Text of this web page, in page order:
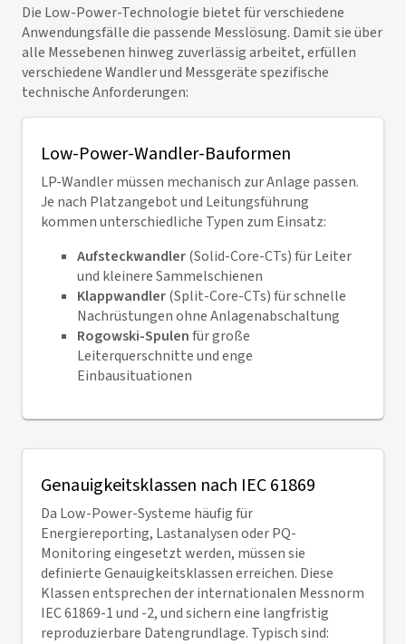
Die Low-Power-Technologie bietet für verschiedene
Anwendungsfälle die passende Messlösung. Damit sie über
alle Messebenen hinweg zuverlässig arbeitet, erfüllen
verschiedene Wandler und Messgeräte spezifische
technische Anforderungen:
Low-Power-Wandler-Bauformen
LP-Wandler müssen mechanisch zur Anlage passen.
Je nach Platzangebot und Leitungsführung
kommen unterschiedliche Typen zum Einsatz:
Aufsteckwandler(Solid-Core-CTs) für Leiter
und kleinere Sammelschienen
Klappwandler(Split-Core-CTs) für schnelle
Nachrüstungen ohne Anlagenabschaltung
Rogowski-Spulenfür große
Leiterquerschnitte und enge
Einbausituationen
Genauigkeitsklassen nach IEC 61869
Da Low-Power-Systeme häufig für
Energiereporting, Lastanalysen oder PQ-
Monitoring eingesetzt werden, müssen sie
definierte Genauigkeitsklassen erreichen. Diese
Klassen entsprechen der internationalen Messnorm
IEC 61869-1 und -2, und sichern eine langfristig
reproduzierbare Datengrundlage. Typisch sind: